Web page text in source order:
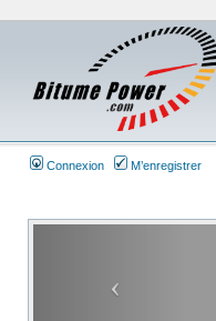
Connexion M’enregistrer